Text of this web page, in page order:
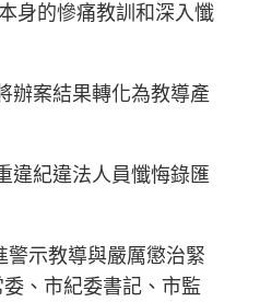
身的慘痛教訓和深入懺
辦案結果轉化為教導產
違紀違法人員懺悔錄匯
警示教導與嚴厲懲治緊
委、市紀委書記、市監